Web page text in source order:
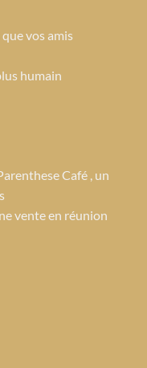
vos amis
humain
Café , un
vente en réunion